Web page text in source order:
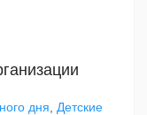
дня
Детские